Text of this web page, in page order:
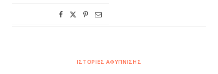
ΙΣΤΟΡΊΕΣ ΑΦΎΠΝΙΣΗΣ